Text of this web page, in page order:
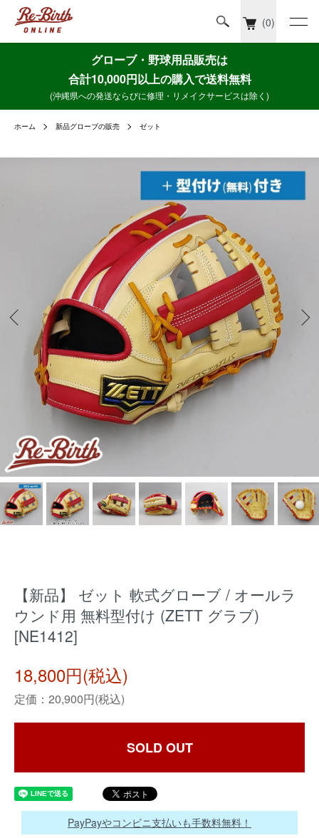
(0)
グローブ・野球用品販売は
合計10,000円以上の購入で送料無料
(沖縄県への発送ならびに修理・リメイクサービスは除く)
ホーム 新品グローブの販売 ゼット
【新品】 ゼット 軟式グローブ / オールラ
ウンド用 無料型付け (ZETT グラブ)
[NE1412]
18,800円(税込)
定価：20,900円(税込)
SOLD OUT
PayPayやコンビニ支払いも手数料無料！